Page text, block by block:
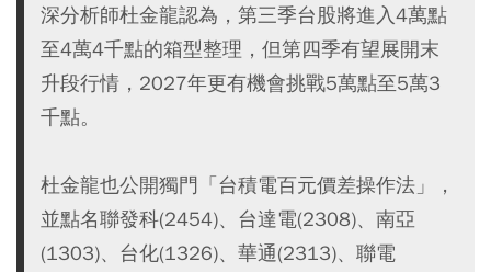
深分析師杜金龍認為，第三季台股將進入4萬點
至4萬4千點的箱型整理，但第四季有望展開末
升段行情，2027年更有機會挑戰5萬點至5萬3
千點。
杜金龍也公開獨門「台積電百元價差操作法」，
並點名聯發科(2454)、台達電(2308)、南亞
(1303)、台化(1326)、華通(2313)、聯電